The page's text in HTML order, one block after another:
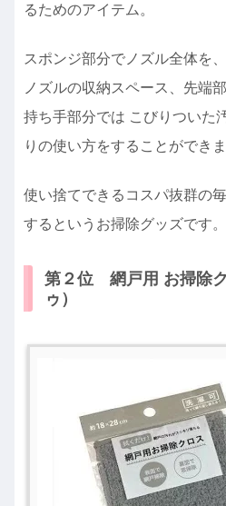
るためのアイテム。
スポンジ部分でノズル全体を
ノズルの収納スペース、先端
持ち手部分では こびりついた
りの使い方をすることができま
使い捨てできるコスパ抜群の
するというお掃除グッズです。
第２位 網戸用 お掃除
ゥ）